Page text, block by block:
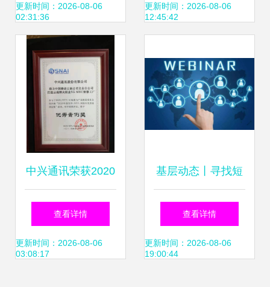
本打造个性化数字
更新时间：2026-08-06
02:31:36
程技术成网
更新时间：2026-08-06
12:45:42
中兴通讯荣获2020
年度SDN、NFV、
网络AI优秀案例
查看详情
更新时间：2026-08-06
03:08:17
基层动态丨寻找短
板 查漏补缺——金
鼎生产区轧钢厂开
查看详情
更新时间：2026-08-06
19:00:44